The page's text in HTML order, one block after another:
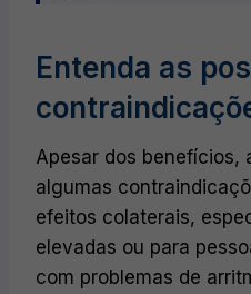
Entenda as
Apesar dos benefícios,
algumas
efeitos colaterais,
elevadas ou para
com problemas de